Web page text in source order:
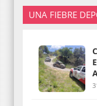
UNA FIEBRE